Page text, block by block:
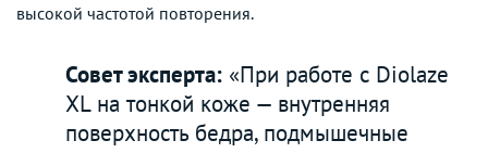
высокой частотой повторения.
Совет эксперта: «При работе с Diolaze
XL на тонкой коже — внутренняя
поверхность бедра, подмышечные